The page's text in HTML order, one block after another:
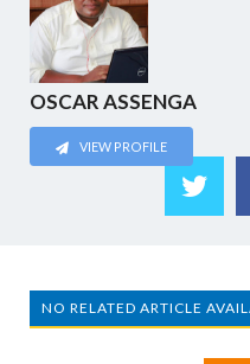
OSCAR ASSENGA
VIEW PROFILE
NO RELATED ARTICLE